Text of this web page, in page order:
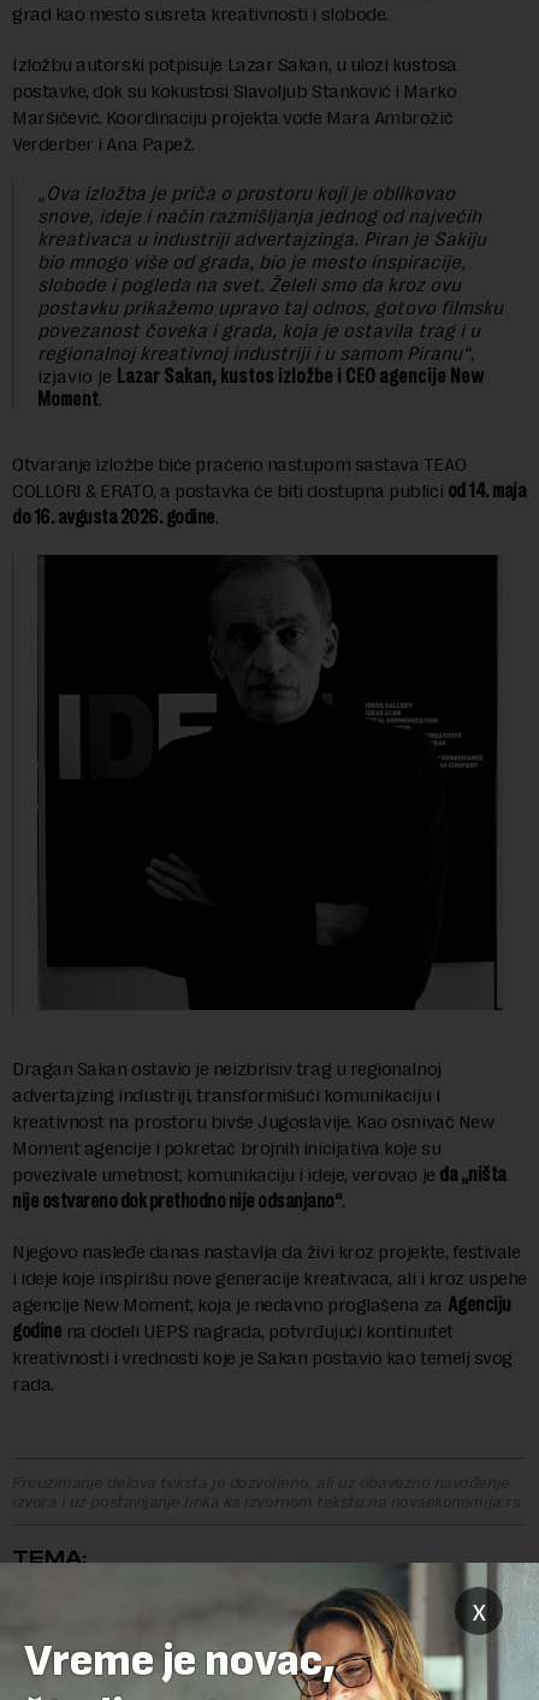
grad kao mesto susreta kreativnosti i slobode.
Izložbu autorski potpisuje Lazar Sakan, u ulozi kustosa
postavke, dok su kokustosi Slavoljub Stanković i Marko
Maršičević. Koordinaciju projekta vode Mara Ambrožič
Verderber i Ana Papež.
„Ova izložba je priča o prostoru koji je oblikovao
snove, ideje i način razmišljanja jednog od najvećih
kreativaca u industriji advertajzinga. Piran je Sakiju
bio mnogo više od grada, bio je mesto inspiracije,
slobode i pogleda na svet. Želeli smo da kroz ovu
postavku prikažemo upravo taj odnos, gotovo filmsku
povezanost čoveka i grada, koja je ostavila trag i u
regionalnoj kreativnoj industriji i u samom Piranu“,
izjavio je Lazar Sakan, kustos izložbe i CEO agencije New
Moment.
Otvaranje izložbe biće praćeno nastupom sastava TEAO
COLLORI & ERATO, a postavka će biti dostupna publici od 14. maja
do 16. avgusta 2026. godine.
Dragan Sakan ostavio je neizbrisiv trag u regionalnoj
advertajzing industriji, transformišući komunikaciju i
kreativnost na prostoru bivše Jugoslavije. Kao osnivač New
Moment agencije i pokretač brojnih inicijativa koje su
povezivale umetnost, komunikaciju i ideje, verovao je da „ništa
nije ostvareno dok prethodno nije odsanjano“.
Njegovo nasleđe danas nastavlja da živi kroz projekte, festivale
i ideje koje inspirišu nove generacije kreativaca, ali i kroz uspehe
agencije New Moment, koja je nedavno proglašena za Agenciju
godine na dodeli UEPS nagrada, potvrđujući kontinuitet
kreativnosti i vrednosti koje je Sakan postavio kao temelj svog
rada.
Preuzimanje delova teksta je dozvoljeno, ali uz obavezno navođenje
izvora i uz postavljanje linka ka izvornom tekstu na novaekonomija.rs
TEMA:
x
Vreme je novac,